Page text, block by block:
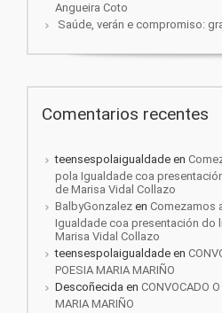
Angueira Coto
Saúde, verán e compromiso:
Comentarios recentes
teensespolaigualdade en
pola Igualdade coa
de Marisa Vidal Collazo
BalbyGonzalez en Comezamos
Igualdade coa presentación do
Marisa Vidal Collazo
teensespolaigualdade en
POESIA MARIA MARIÑO
Descoñecida en CONVOCADO
MARIA MARIÑO